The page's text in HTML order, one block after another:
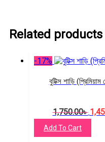
Related products
-17%
বুটিক্স শাড়ি (প্রিমিয়াম
1,750.00৳
price
Add To Cart